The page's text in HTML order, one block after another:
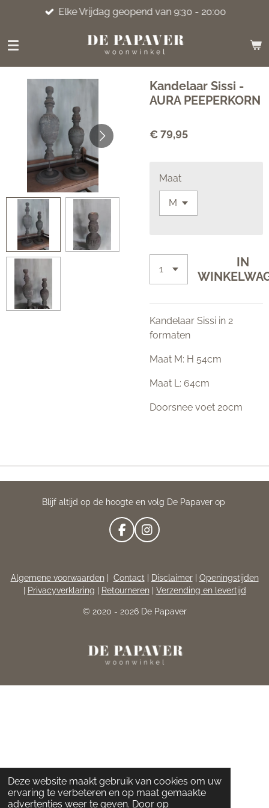
Deze website maakt gebruik van cookies om uw
ervaring te verbeteren en op maat gemaakte
advertenties weer te geven. Door op
naar
hoofdinhoud
Elke Vrijdag geopend van 9:30 - 20:00
Kandelaar Sissi -
AURA PEEPERKORN
€ 79,95
Maat
IN
Kandelaar Sissi in 2
formaten
Maat M: H 54cm
Maat L: 64cm
Doorsnee voet 20cm
Blijf altijd op de hoogte en volg De Papaver op
F
A
B
O
K
I
N
A
G
A
Algemene voorwaarden| Contact| Disclaimer| Openingstijden
Privacyverklaring Retourneren| Verzending en levertijd
© 2020 - 2026 De Papaver